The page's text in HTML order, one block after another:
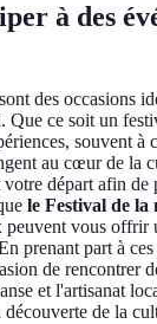
à des
des occasions
Que ce soit un
souvent à
au cœur de la
départ afin de
le Festival de la
peuvent vous offrir
prenant part à
de rencontrer
et l'artisanat
de la